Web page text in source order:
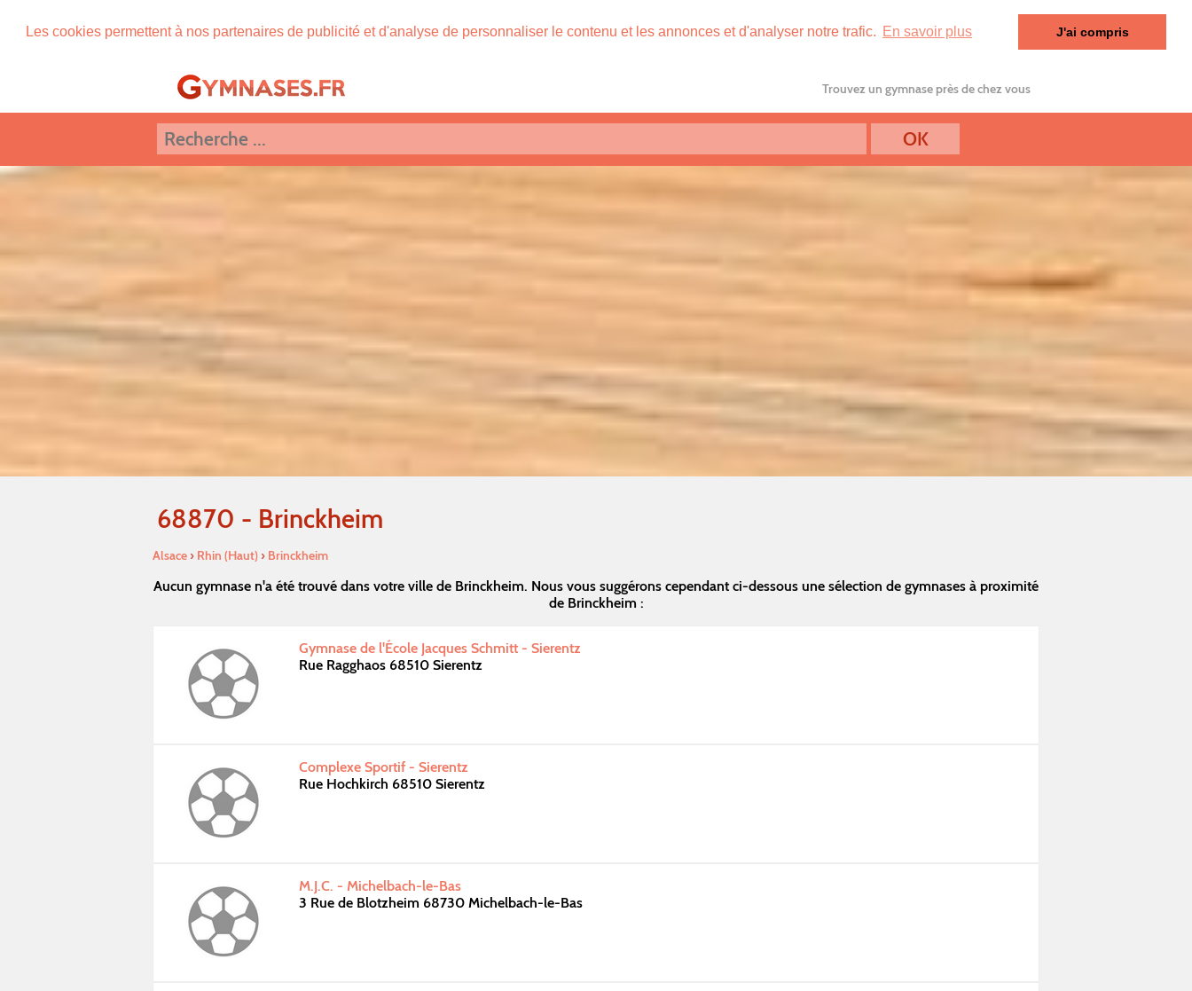
Les cookies permettent à nos partenaires de publicité et d'analyse de personnaliser le contenu et les annonces et d'analyser notre trafic. En savoir plus J'ai compris
Trouvez un gymnase près de chez vous
68870 - Brinckheim
Alsace› Rhin (Haut)› Brinckheim
Aucun gymnase n'a été trouvé dans votre ville de Brinckheim. Nous vous suggérons cependant ci-dessous une sélection de gymnases à proximité
de Brinckheim :
Gymnase de l'École Jacques Schmitt - Sierentz
Rue Ragghaos 68510 Sierentz
Complexe Sportif - Sierentz
Rue Hochkirch 68510 Sierentz
M.J.C. - Michelbach-le-Bas
3 Rue de Blotzheim 68730 Michelbach-le-Bas